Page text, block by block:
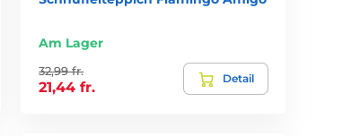
Am Lager
32,99 fr.
21,44 fr.
Detail